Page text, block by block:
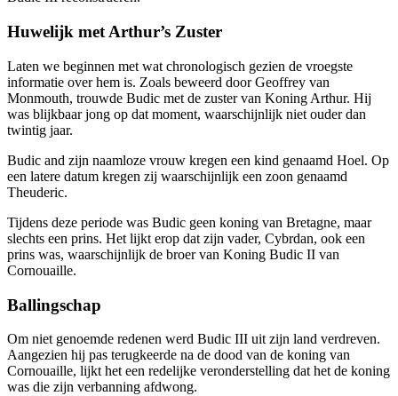
Huwelijk met Arthur’s Zuster
Laten we beginnen met wat chronologisch gezien de vroegste
informatie over hem is. Zoals beweerd door Geoffrey van
Monmouth, trouwde Budic met de zuster van Koning Arthur. Hij
was blijkbaar jong op dat moment, waarschijnlijk niet ouder dan
twintig jaar.
Budic and zijn naamloze vrouw kregen een kind genaamd Hoel. Op
een latere datum kregen zij waarschijnlijk een zoon genaamd
Theuderic.
Tijdens deze periode was Budic geen koning van Bretagne, maar
slechts een prins. Het lijkt erop dat zijn vader, Cybrdan, ook een
prins was, waarschijnlijk de broer van Koning Budic II van
Cornouaille.
Ballingschap
Om niet genoemde redenen werd Budic III uit zijn land verdreven.
Aangezien hij pas terugkeerde na de dood van de koning van
Cornouaille, lijkt het een redelijke veronderstelling dat het de koning
was die zijn verbanning afdwong.